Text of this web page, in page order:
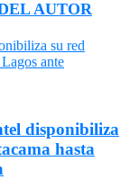
AUTOR
disponibiliza
hasta